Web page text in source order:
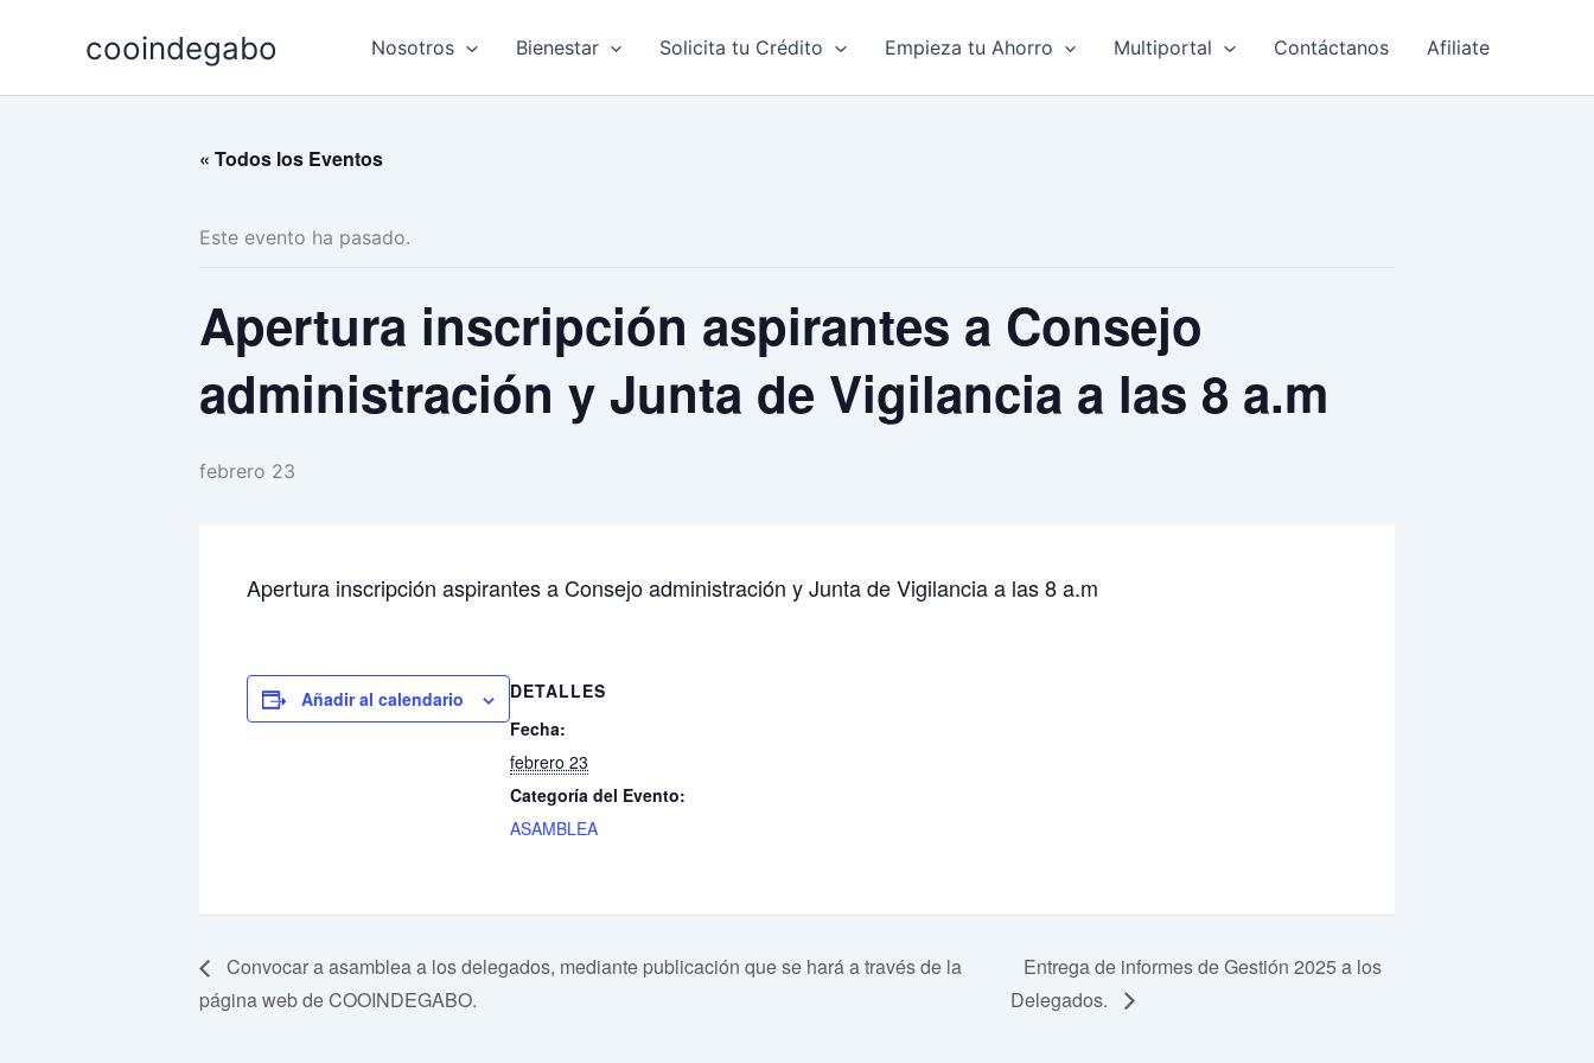
cooindegabo Nosotros Bienestar Solicita tu Crédito Empieza tu Ahorro Multiportal Contáctanos Afiliate
« Todos los Eventos
Este evento ha pasado.
Apertura inscripción aspirantes a Consejo
administración y Junta de Vigilancia a las 8 a.m
febrero 23
Apertura inscripción aspirantes a Consejo administración y Junta de Vigilancia a las 8 a.m
Añadir al calendario
DETALLES
Fecha:
febrero 23
Categoría del Evento:
ASAMBLEA
Convocar a asamblea a los delegados, mediante publicación que se hará a través de la
página web de COOINDEGABO.
Entrega de informes de Gestión 2025 a los
Delegados.